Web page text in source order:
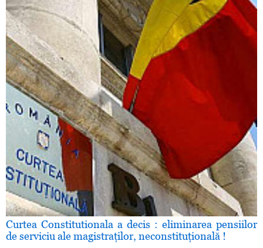
Curtea Constitutionala a decis : eliminarea pensiilor
de serviciu ale magistraţilor, neconstituţională !